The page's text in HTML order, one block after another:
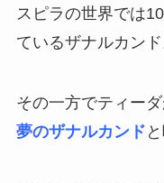
スピラの世界では
ているザナルカンド
その一方でティー
夢のザナルカンド